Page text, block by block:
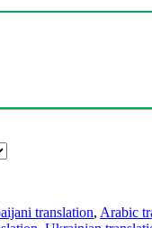
translation, Arabic